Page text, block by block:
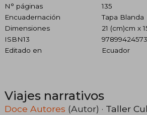
N° páginas
135
Encuadernación
Tapa Blanda
Dimensiones
21 (cm)cm x
ISBN13
Editado en
Ecuador
Viajes narrativos
Doce Autores (Autor) · Taller